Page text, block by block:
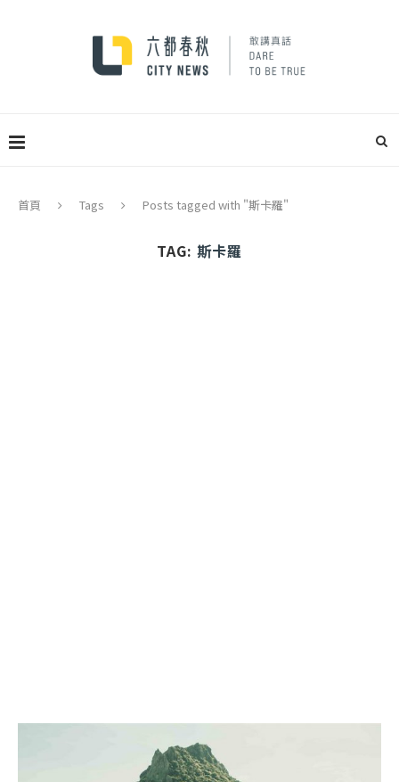
首頁 Tags Posts tagged with "斯卡羅"
TAG: 斯卡羅